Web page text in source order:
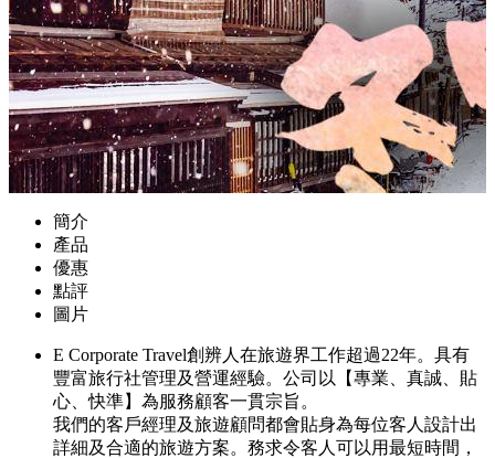
簡介
產品
優惠
點評
圖片
E Corporate Travel創辨人在旅遊界工作超過22年。具有
豐富旅行社管理及營運經驗。公司以【專業、真誠、貼
心、快準】為服務顧客一貫宗旨。
我們的客戶經理及旅遊顧問都會貼身為每位客人設計出
詳細及合適的旅遊方案。務求令客人可以用最短時間，